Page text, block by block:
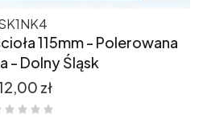
115mm - Polerowana
- Dolny Śląsk
zł